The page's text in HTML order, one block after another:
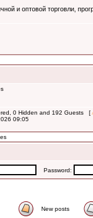
и оптовой торговли,
0 Hidden and 192 Guests [
09:05
Password:
New posts